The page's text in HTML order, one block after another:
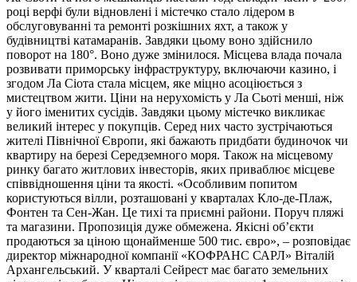
році верфі були відновлені і містечко стало лідером в
обслуговуванні та ремонті розкішних яхт, а також у
будівництві катамаранів. Завдяки цьому воно здійснило
поворот на 180°. Воно дуже змінилося. Місцева влада почала
розвивати приморську інфраструктуру, включаючи казино, і
згодом Ла Сіота стала місцем, яке міцно асоціюється з
мистецтвом жити. Ціни на нерухомість у Ла Сьоті менші, ніж
у його іменитих сусідів. Завдяки цьому містечко викликає
великий інтерес у покупців. Серед них часто зустрічаються
жителі Північної Європи, які бажають придбати будиночок чи
квартиру на березі Середземного моря. Також на місцевому
ринку багато житлових інвесторів, яких приваблює місцеве
співвідношення ціни та якості. «Особливим попитом
користуються вілли, розташовані у кварталах Кло-де-Плаж,
Фонтен та Сен-Жан. Це тихі та приємні райони. Поруч пляжі
та магазини. Пропозиція дуже обмежена. Якісні об’єкти
продаються за ціною щонайменше 500 тис. євро», – розповідає
директор міжнародної компанії «КОФРАНС САРЛ» Віталій
Архангельський. У кварталі Сейрест має багато земельних